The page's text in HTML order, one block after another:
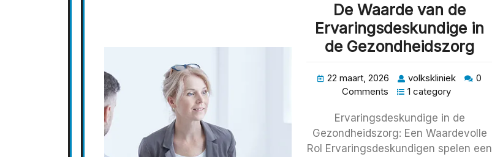
De Waarde van de
Ervaringsdeskundige in
de Gezondheidszorg
22 maart, 2026 volkskliniek
0
Comments
1 category
Ervaringsdeskundige in de
Gezondheidszorg: Een Waardevolle
Rol Ervaringsdeskundigen spelen een